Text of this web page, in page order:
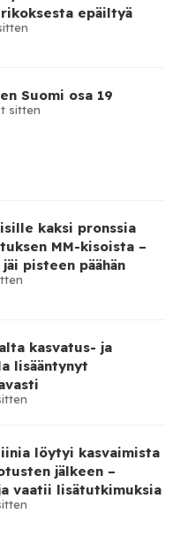
epäiltyä
Suomi osa 19
t sitten
kaksi pronssia
MM-kisoista –
pisteen päähän
kasvatus- ja
lisääntynyt
löytyi kasvaimista
jälkeen –
vaatii lisätutkimuksia